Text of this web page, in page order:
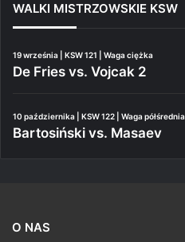
WALKI MISTRZOWSKIE KSW
19 września | KSW 121 | Waga ciężka
De Fries vs. Vojcak 2
10 października | KSW 122 | Waga półśrednia
Bartosiński vs. Masaev
O NAS